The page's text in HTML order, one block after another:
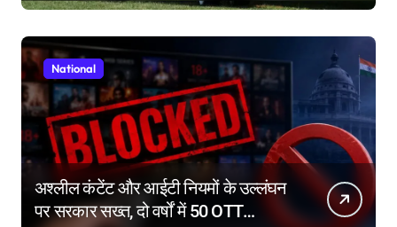
National
अश्लील कंटेंट और आईटी नियमों के उल्लंघन
पर सरकार सख्त, दो वर्षों में 50 OTT